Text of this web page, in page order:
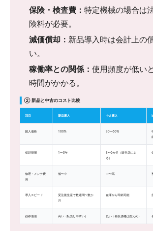
保険・検査費： 特定機械の場合は
険料が必要。
減価償却： 新品導入時は会計上の
い。
稼働率との関係： 使用頻度が低い
時間がかかる。
② 新品と中古のコスト比較
項目 新品導入 中古導入
購入価格 100% 30〜60%
保証期間 1〜3年
3〜6か月（販売店によ
る）
修理・メンテ費
用
低〜中 中〜高
導入スピード
受注後生産で数週間〜数か
月
在庫から即納可能
残存価値 高い（転売しやすい） 低い（再販価格は控えめ）